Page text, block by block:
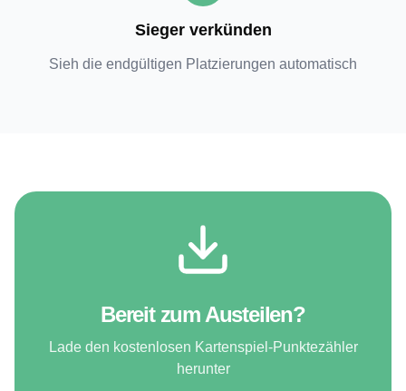
Sieger verkünden
Sieh die endgültigen Platzierungen automatisch
Bereit zum Austeilen?
Lade den kostenlosen Kartenspiel-Punktezähler
herunter